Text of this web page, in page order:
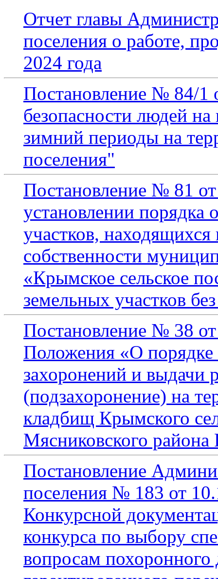
Отчет главы
поселения о работе,
2024 года
Постановление № 84/1
безопасности людей
зимний периоды на
поселения"
Постановление № 81
установлении порядка
участков,
собственности
«Крымское сельское
земельных участков
Постановление № 38
Положения «О порядке
захоронений и выдачи
(подзахоронение) на
кладбищ Крымского
Мясниковского района
Постановление
поселения № 183 от
Конкурсной
конкурса по выбору
вопросам похоронного